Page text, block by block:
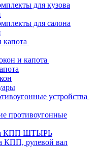
для кузова
для салона
капота
и капота
устройства
противоугонные
КПП ШТЫРЬ
КПП, рулевой вал